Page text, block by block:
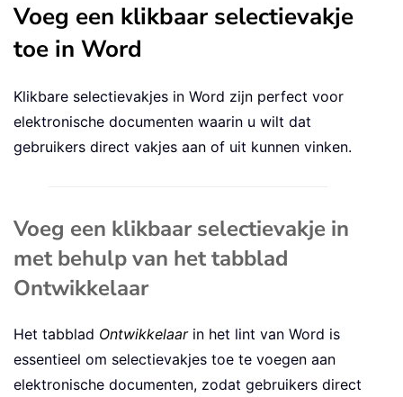
Voeg een klikbaar selectievakje
toe in Word
Klikbare selectievakjes in Word zijn perfect voor
elektronische documenten waarin u wilt dat
gebruikers direct vakjes aan of uit kunnen vinken.
Voeg een klikbaar selectievakje in
met behulp van het tabblad
Ontwikkelaar
Het tabblad Ontwikkelaarin het lint van Word is
essentieel om selectievakjes toe te voegen aan
elektronische documenten, zodat gebruikers direct